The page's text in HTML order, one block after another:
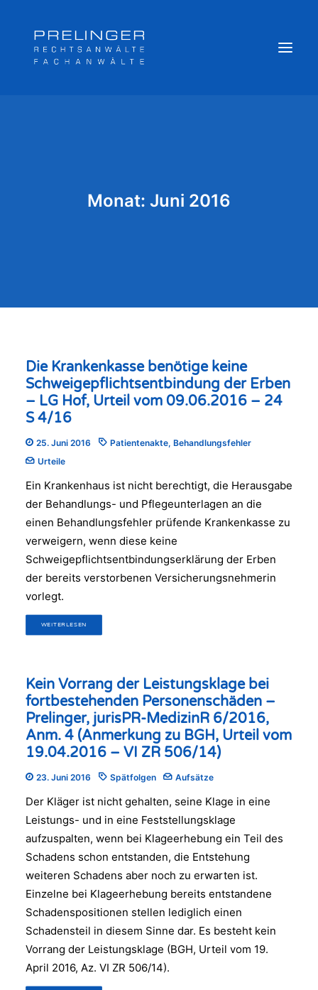
Veröffentlichungen & ArchivMonat: Juni 2016
Die Krankenkasse benötige keine
Schweigepflichtsentbindung der Erben
– LG Hof, Urteil vom 09.06.2016 – 24
S 4/16
25. Juni 2016 Patientenakte, Behandlungsfehler
Urteile
Ein Krankenhaus ist nicht berechtigt, die Herausgabe
der Behandlungs- und Pflegeunterlagen an die
einen Behandlungsfehler prüfende Krankenkasse zu
verweigern, wenn diese keine
Schweigepflichtsentbindungserklärung der Erben
der bereits verstorbenen Versicherungsnehmerin
vorlegt.
WEITERLESEN
Kein Vorrang der Leistungsklage bei
fortbestehenden Personenschäden –
Prelinger, jurisPR-MedizinR 6/2016,
Anm. 4 (Anmerkung zu BGH, Urteil vom
19.04.2016 – VI ZR 506/14)
23. Juni 2016 Spätfolgen Aufsätze
Der Kläger ist nicht gehalten, seine Klage in eine
Leistungs- und in eine Feststellungsklage
aufzuspalten, wenn bei Klageerhebung ein Teil des
Schadens schon entstanden, die Entstehung
weiteren Schadens aber noch zu erwarten ist.
Einzelne bei Klageerhebung bereits entstandene
Schadenspositionen stellen lediglich einen
Schadensteil in diesem Sinne dar. Es besteht kein
Vorrang der Leistungsklage (BGH, Urteil vom 19.
April 2016, Az. VI ZR 506/14).